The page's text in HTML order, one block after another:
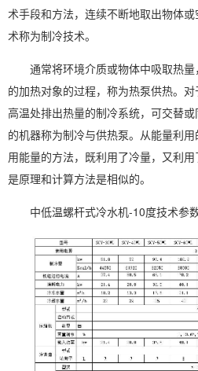
术手段和方法，连续不断地取出物体
术称为制冷技术。
通常将环境介质或物体中吸取热
的加热对象的过程，称为热泵供热。
高温处排出热量的制冷系统，可交替
的机器称为制冷与供热泵。从能量利
用能量的方法，既利用了冷量，又利
是原理和计算方法是相似的。
中低温螺杆式冷水机-10度技术参